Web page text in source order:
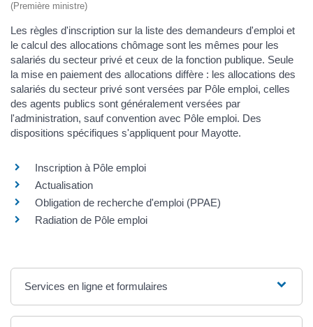
(Première ministre)
Les règles d'inscription sur la liste des demandeurs d'emploi et
le calcul des allocations chômage sont les mêmes pour les
salariés du secteur privé et ceux de la fonction publique. Seule
la mise en paiement des allocations diffère : les allocations des
salariés du secteur privé sont versées par Pôle emploi, celles
des agents publics sont généralement versées par
l'administration, sauf convention avec Pôle emploi. Des
dispositions spécifiques s'appliquent pour Mayotte.
Inscription à Pôle emploi
Actualisation
Obligation de recherche d'emploi (PPAE)
Radiation de Pôle emploi
Services en ligne et formulaires